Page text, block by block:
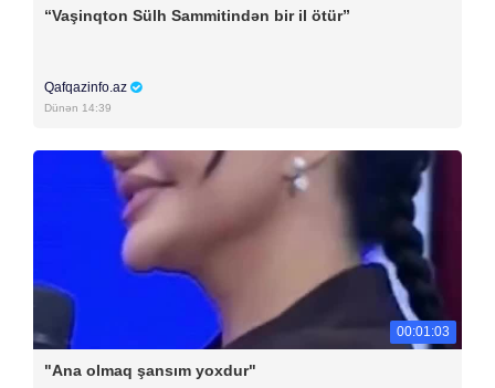
“Vaşinqton Sülh Sammitindən bir il ötür”
Qafqazinfo.az
Dünən 14:39
00:01:03
"Ana olmaq şansım yoxdur"